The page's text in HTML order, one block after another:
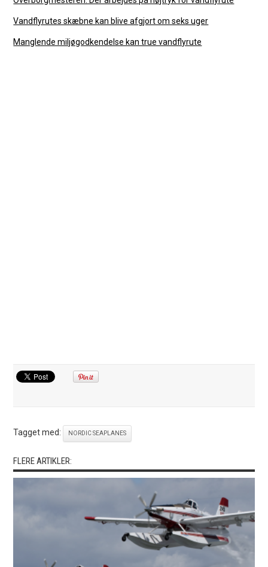
Vandflyrutes skæbne kan blive afgjort om seks uger
Manglende miljøgodkendelse kan true vandflyrute
Tagget med: NORDIC SEAPLANES
FLERE ARTIKLER: